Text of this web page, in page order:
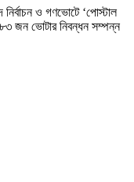
ও গণভোটে ‘পোস্টাল
জন ভোটার নিবন্ধন সম্পন্ন